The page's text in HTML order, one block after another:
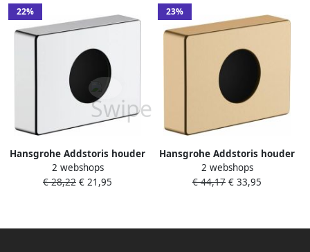
22%
Hansgrohe Addstoris houder
voor hygienezakjes chroom
41773000
2 webshops
€ 28,22 € 21,95
23%
Hansgrohe Addstoris houder
voor hygienezakjes brushed
bronze 41773140
2 webshops
€ 44,17 € 33,95